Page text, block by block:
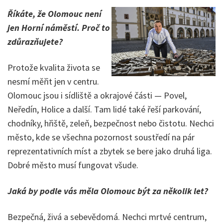
Říkáte, že Olomouc není
jen Horní náměstí. Proč to
zdůrazňujete?
Protože kvalita života se
nesmí měřit jen v centru.
Olomouc jsou i sídliště a okrajové části — Povel,
Neředín, Holice a další. Tam lidé také řeší parkování,
chodníky, hřiště, zeleň, bezpečnost nebo čistotu. Nechci
město, kde se všechna pozornost soustředí na pár
reprezentativních míst a zbytek se bere jako druhá liga.
Dobré město musí fungovat všude.
Jaká by podle vás měla Olomouc být za několik let?
Bezpečná, živá a sebevědomá. Nechci mrtvé centrum,